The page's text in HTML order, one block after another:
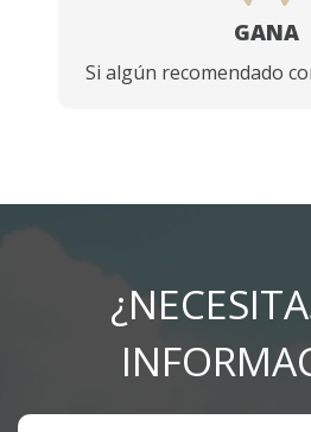
GANA
Si algún recomendado